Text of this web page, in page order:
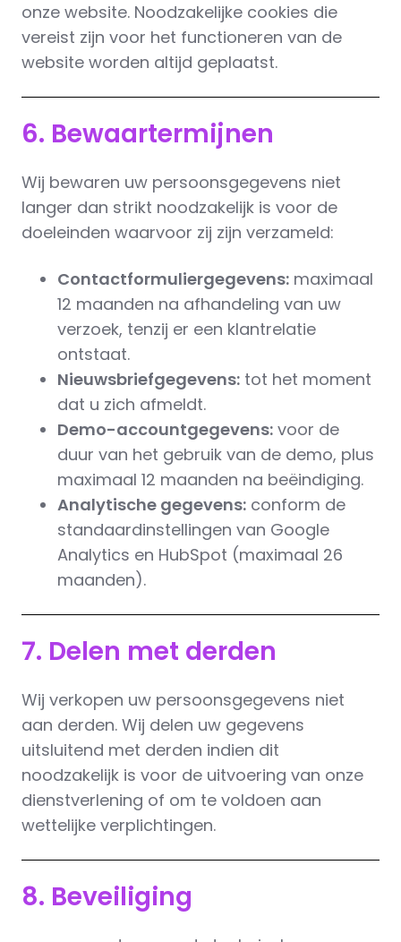
onze website. Noodzakelijke cookies die
vereist zijn voor het functioneren van de
website worden altijd geplaatst.
6. Bewaartermijnen
Wij bewaren uw persoonsgegevens niet
langer dan strikt noodzakelijk is voor de
doeleinden waarvoor zij zijn verzameld:
Contactformuliergegevens: maximaal
12 maanden na afhandeling van uw
verzoek, tenzij er een klantrelatie
ontstaat.
Nieuwsbriefgegevens: tot het moment
dat u zich afmeldt.
Demo-accountgegevens: voor de
duur van het gebruik van de demo, plus
maximaal 12 maanden na beëindiging.
Analytische gegevens: conform de
standaardinstellingen van Google
Analytics en HubSpot (maximaal 26
maanden).
7. Delen met derden
Wij verkopen uw persoonsgegevens niet
aan derden. Wij delen uw gegevens
uitsluitend met derden indien dit
noodzakelijk is voor de uitvoering van onze
dienstverlening of om te voldoen aan
wettelijke verplichtingen.
8. Beveiliging